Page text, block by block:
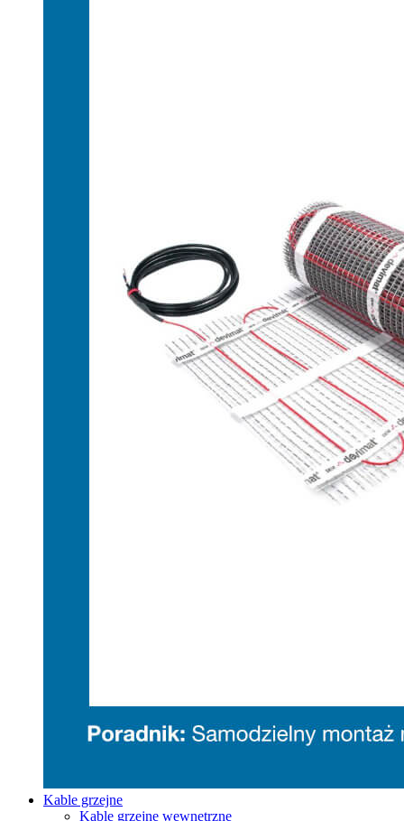
Kable grzejne
Kable grzejne wewnętrzne